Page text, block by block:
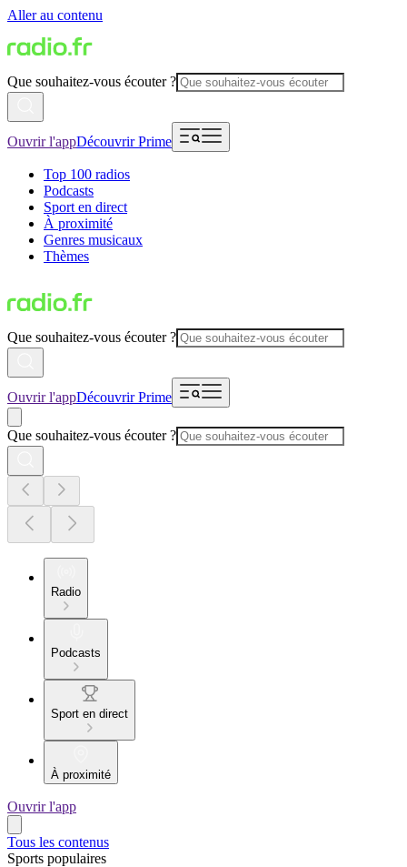
Aller au contenu
Que souhaitez-vous écouter ?
Ouvrir l'appDécouvrir Prime
Top 100 radios
Podcasts
Sport en direct
À proximité
Genres musicaux
Thèmes
Que souhaitez-vous écouter ?
Ouvrir l'appDécouvrir Prime
Que souhaitez-vous écouter ?
Radio
Podcasts
Sport en direct
À proximité
Ouvrir l'app
Tous les contenus
Sports populaires